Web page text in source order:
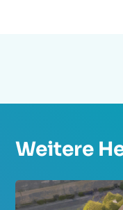
Weitere